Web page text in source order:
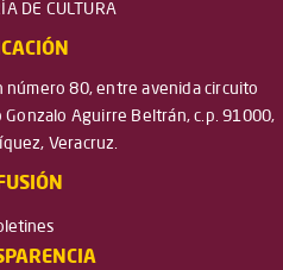
DE CULTURA
número 80, entre avenida circuito
Aguirre Beltrán, c.p. 91000,
Veracruz.